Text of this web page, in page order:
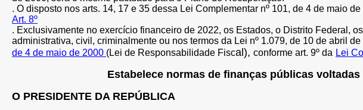
. O disposto nos arts. 14, 17 e 35 dessa Lei Complementar nº 101, de 4 de maio
Art. 8º
. Exclusivamente no exercício financeiro de 2022, os Estados, o Distrito Federal,
administrativa, civil, criminalmente ou nos termos da Lei nº 1.079, de 10 de abril
de 4 de maio de 2000 (Lei de Responsabilidade Fiscal), conforme art. 9º da Lei
Estabelece normas de finanças públicas
O PRESIDENTE DA REPÚBLICA